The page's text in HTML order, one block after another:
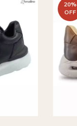
20%
OFF